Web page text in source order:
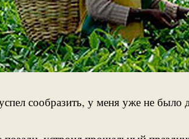
сообразить, у меня уже не